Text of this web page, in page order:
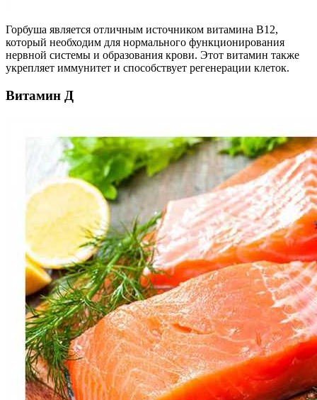
Горбуша является отличным источником витамина В12,
который необходим для нормального функционирования
нервной системы и образования крови. Этот витамин также
укрепляет иммунитет и способствует регенерации клеток.
Витамин Д